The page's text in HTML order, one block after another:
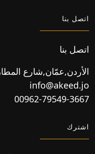
اتصل بنا
اتصل بنا
الأردن,عمّان,شارع
info@akeed.jo
00962-79549-3667
اشترك